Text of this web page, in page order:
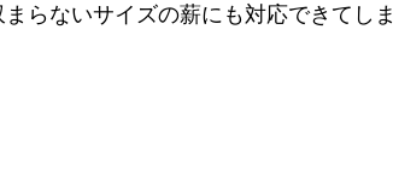
らないサイズの薪にも対応できてしま